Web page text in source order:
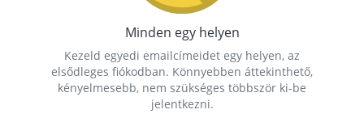
Minden egy helyen
Kezeld egyedi emailcímeidet egy helyen, az
elsődleges fiókodban. Könnyebben áttekinthető,
kényelmesebb, nem szükséges többször ki-be
jelentkezni.